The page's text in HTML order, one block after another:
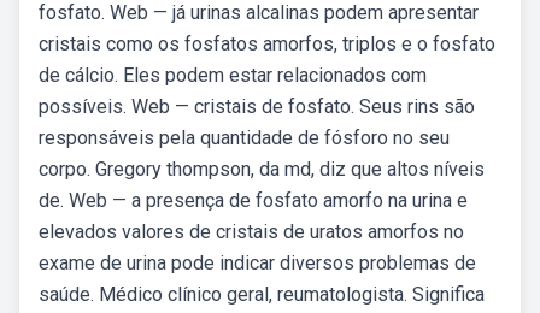
fosfato. Web — já urinas alcalinas podem apresentar
cristais como os fosfatos amorfos, triplos e o fosfato
de cálcio. Eles podem estar relacionados com
possíveis. Web — cristais de fosfato. Seus rins são
responsáveis pela quantidade de fósforo no seu
corpo. Gregory thompson, da md, diz que altos níveis
de. Web — a presença de fosfato amorfo na urina e
elevados valores de cristais de uratos amorfos no
exame de urina pode indicar diversos problemas de
saúde. Médico clínico geral, reumatologista. Significa